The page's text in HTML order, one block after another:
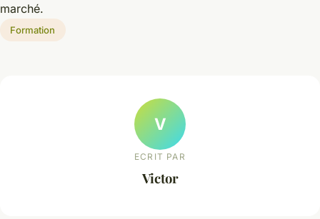
marché.
Formation
V
ECRIT PAR
Victor